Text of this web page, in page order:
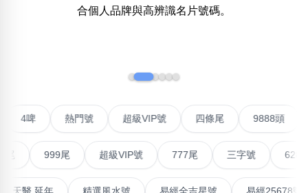
無0 無2無3無4無5 無7無8無9
清除全部分類
搜尋
合個人品牌與高辨識名片號碼。
熱門號 超級VIP號 四條尾 9888頭
999尾 超級VIP號 777尾 三字號 6288頭